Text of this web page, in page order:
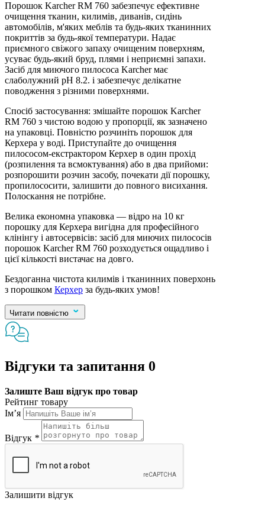
Порошок Karcher RM 760 забезпечує ефективне
очищення тканин, килимів, диванів, сидінь
автомобілів, м'яких меблів та будь-яких тканинних
покриттів за будь-якої температури. Надає
приємного свіжого запаху очищеним поверхням,
усуває будь-який бруд, плями і неприємні запахи.
Засіб для миючого пилососа Karcher має
слаболужний pH 8.2. і забезпечує делікатне
поводження з різними поверхнями.
Спосіб застосування: змішайте порошок Karcher
RM 760 з чистою водою у пропорції, як зазначено
на упаковці. Повністю розчиніть порошок для
Керхера у воді. Приступайте до очищення
пилососом-екстрактором Керхер в один прохід
(розпилення та всмоктування) або в два прийоми:
розпорошити розчин засобу, почекати дії порошку,
пропилососити, залишити до повного висихання.
Полоскання не потрібне.
Велика економна упаковка — відро на 10 кг
порошку для Керхера вигідна для професійного
клінінгу і автосервісів: засіб для миючих пилососів
порошок Karcher RM 760 розходується ощадливо і
цієї кількості вистачає на довго.
Бездоганна чистота килимів і тканинних поверхонь
з порошком Керхер за будь-яких умов!
Читати повністю
Відгуки та запитання 0
Залиште Ваш відгук про товар
Рейтинг товару
Ім’я
Відгук *
Залишити відгук